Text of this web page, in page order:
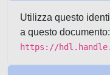
Utilizza questo
a questo documento:
https://